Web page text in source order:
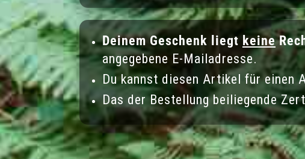
Deinem Geschenk liegt keine
angegebene E-Mailadresse.
Du kannst diesen Artikel für einen
Das der Bestellung beiliegende